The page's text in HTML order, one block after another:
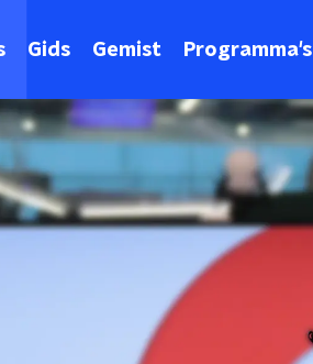
Gids Gemist Programma's